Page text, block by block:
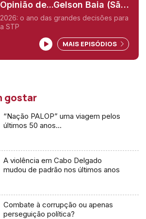
Opinião de...Gelson Baia (São
Tomé e Pricipe),
2026: o ano das grandes decisões para
a STP
MAIS EPISÓDIOS
gostar
“Nação PALOP” uma viagem pelos
últimos 50 anos…
A violência em Cabo Delgado
mudou de padrão nos últimos anos
Combate à corrupção ou apenas
perseguição política?